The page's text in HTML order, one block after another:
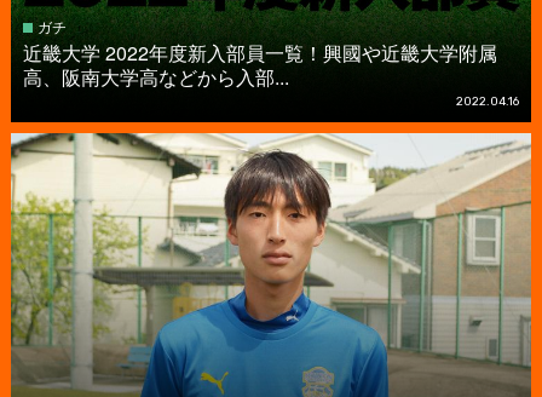
ガチ
近畿大学 2022年度新入部員一覧！興國や近畿大学附属
高、阪南大学高などから入部...
2022.04.16